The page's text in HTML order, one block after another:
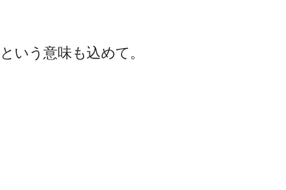
いう意味も込めて。